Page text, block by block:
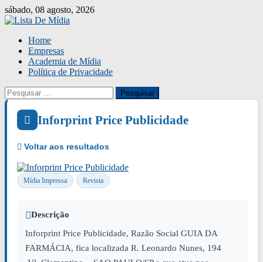
Skip
to
sábado, 08 agosto, 2026
Home
Empresas
Academia de Mídia
Política de Privacidade
Pesquisar
por:
Inforprint Price Publicidade
Mídia Impressa Revista
Descrição
Inforprint Price Publicidade, Razão Social GUIA DA
FARMÁCIA, fica localizada R. Leonardo Nunes, 194